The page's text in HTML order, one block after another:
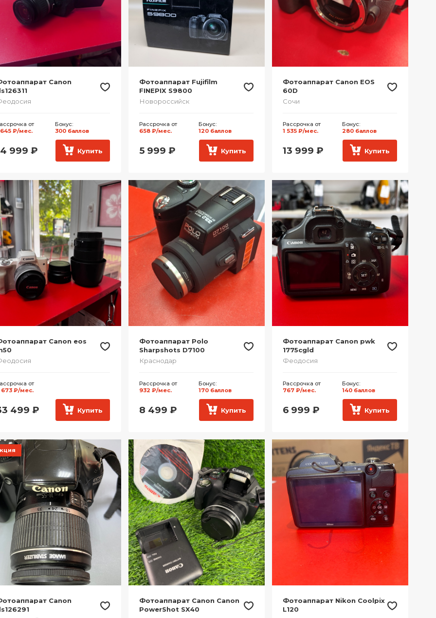
Canon
от
645 ₽/мес.
Бонус:
300 баллов
999 ₽ Купить
Фотоаппарат Fujifilm
FINEPIX S9800
Новороссийск
Рассрочка от
658 ₽/мес.
Бонус:
120 баллов
5 999 ₽ Купить
Фотоаппарат Canon EOS
60D
Сочи
Рассрочка от
1 535 ₽/мес.
Бонус:
280 баллов
13 999 ₽ Купить
Canon eos
от
673 ₽/мес.
499 ₽ Купить
Фотоаппарат Polo
Sharpshots D7100
Краснодар
Рассрочка от
932 ₽/мес.
Бонус:
170 баллов
8 499 ₽ Купить
Фотоаппарат Canon pwk
1775cgld
Феодосия
Рассрочка от
767 ₽/мес.
Бонус:
140 баллов
6 999 ₽ Купить
Canon
Фотоаппарат Canon Canon
PowerShot SX40
Фотоаппарат Nikon Сoolpix
L120